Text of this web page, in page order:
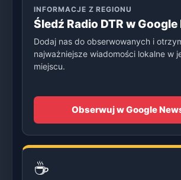
INFORMACJE Z REGIONU
Śledź Radio DTR w Google
Dodaj nas do obserwowanych i
najważniejsze wiadomości lokalne w
miejscu.
Obserwuj w Google
☕